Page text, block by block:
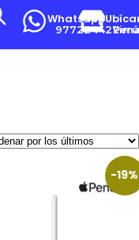
Whatsapp
977224427Lima-Perú
-19%